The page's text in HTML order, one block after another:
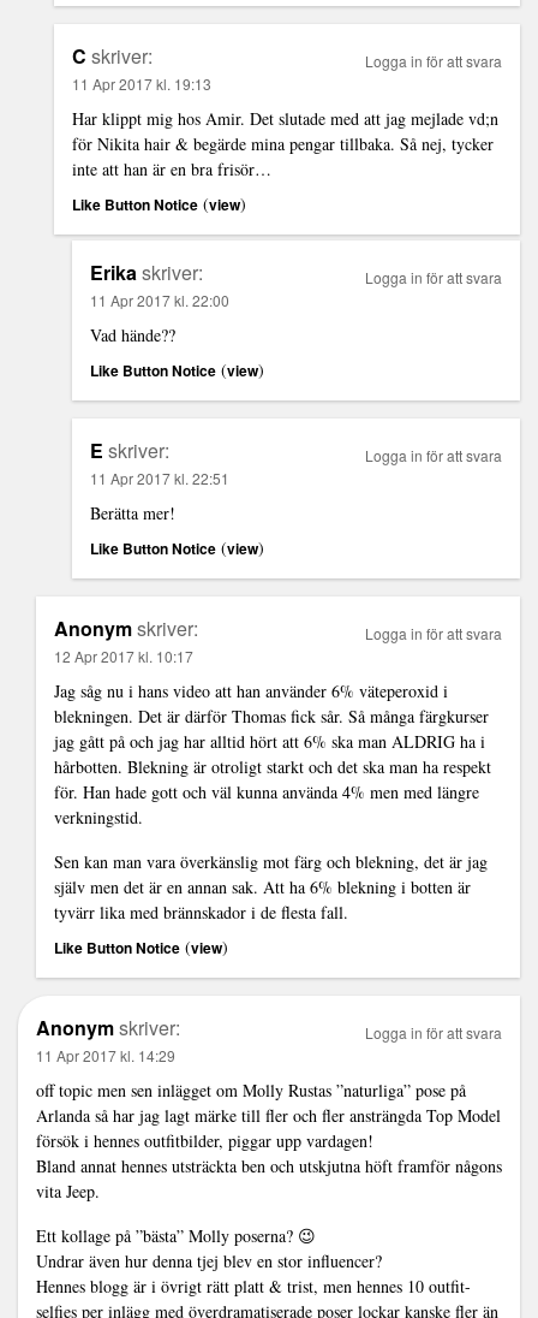
C skriver:
11 Apr 2017 kl. 19:13
Har klippt mig hos Amir. Det slutade med att jag mejlade vd;n
för Nikita hair & begärde mina pengar tillbaka. Så nej, tycker
inte att han är en bra frisör…
Like Button Notice (view)
Logga in för att svara
Erika skriver:
11 Apr 2017 kl. 22:00
Vad hände??
Like Button Notice (view)
Logga in för att svara
E skriver:
11 Apr 2017 kl. 22:51
Berätta mer!
Like Button Notice (view)
Logga in för att svara
Anonymskriver:
12 Apr 2017 kl. 10:17
Jag såg nu i hans video att han använder 6% väteperoxid i
blekningen. Det är därför Thomas fick sår. Så många färgkurser
jag gått på och jag har alltid hört att 6% ska man ALDRIG ha i
hårbotten. Blekning är otroligt starkt och det ska man ha respekt
för. Han hade gott och väl kunna använda 4% men med längre
verkningstid.
Sen kan man vara överkänslig mot färg och blekning, det är jag
själv men det är en annan sak. Att ha 6% blekning i botten är
tyvärr lika med brännskador i de flesta fall.
Like Button Notice (view)
Logga in för att svara
Anonymskriver:
11 Apr 2017 kl. 14:29
off topic men sen inlägget om Molly Rustas ”naturliga” pose på
Arlanda så har jag lagt märke till fler och fler ansträngda Top Model
försök i hennes outfitbilder, piggar upp vardagen!
Bland annat hennes utsträckta ben och utskjutna höft framför någons
vita Jeep.
Ett kollage på ”bästa” Molly poserna? 😉
Undrar även hur denna tjej blev en stor influencer?
Hennes blogg är i övrigt rätt platt & trist, men hennes 10 outfit-
selfies per inlägg med överdramatiserade poser lockar kanske fler än
Logga in för att svara